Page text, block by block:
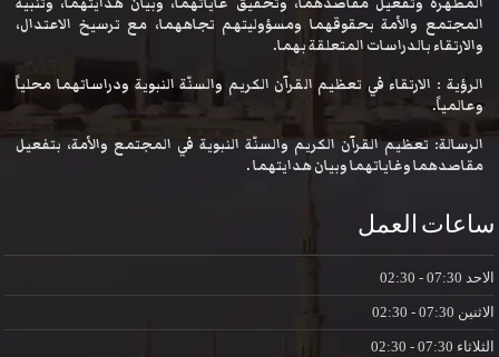
المجتمع والأمة بحقوقهما ومسؤوليتهم تجاههما، مع ترسيخ الاعتدال،
والارتقاء بالدراسات المتعلقة بهما.
الرؤية : الارتقاء في تعظيم القرآن الكريم والسنّة النبوية ودراساتهما محلياً
وعالمياً.
الرسالة: تعظيم القرآن الكريم والسنّة النبوية في المجتمع والأمة، بتفعيل
مقاصدهما وغاياتهما وبيان هدايتهما .
ساعات العمل
الاحد
الاثنين
الثلاثاء